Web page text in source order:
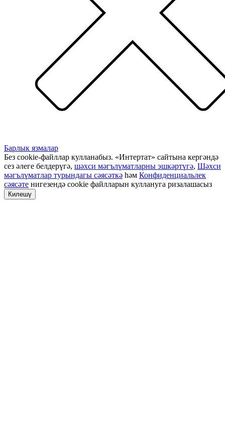
Барлык язмалар
Без cookie-файллар кулланабыз. «Интертат» сайтына кергәндә
сез әлеге белдерүгә, шәхси мәгълүматларны эшкәртүгә, Шәхси
мәгълүматлар турындагы сәясәткә һәм Конфиденциальлек
сәясәте нигезендә cookie файлларын куллануга ризалашасыз
Килешү